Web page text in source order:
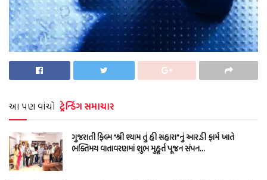
આ પણ વાંચો ટ્રેન્ડિંગ સમાચાર
ગુજરાતી ફિલ્મ “શ્રી શ્યામ તું હી સહારા”નું આર.ડી ફાર્મ ખાતે
ભક્તિમય વાતાવરણમાં શુભ મુહૂર્ત પૂજન સંપન…